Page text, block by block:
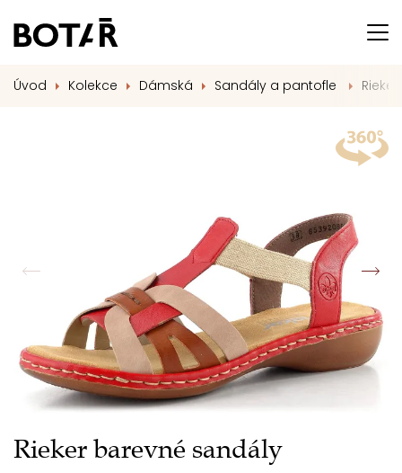
Úvod Kolekce Dámská Sandály a pantofle
Rieker barevné sandály